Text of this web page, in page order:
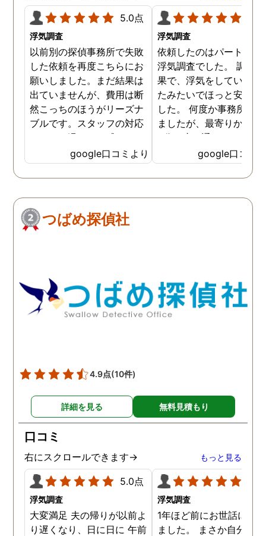
5.0点
浮気調査
以前別の探偵事務所で失敗
した依頼を再度こちらにお
願いしました。まだ結果は
出ていませんが、費用は断
然こっちのほうがリーズナ
ブルです。スタッフの対応
なんかも温かみを感じま
す。はじめからこちらにす
ればよかったです😢 …
google口コミより
浮気調査
依頼したのはパートナー
浮気調査でした。 調査
果で、浮気をしていなか
たみたいでほっと安心し
した。 何度か事務所に
ましたが、最寄りから徒
3分程度で通いやすかっ
google口コミ
つばめ探偵社
4.9点(10件)
詳細を見る 無料見積もり
口コミ
右にスクロールできます→ もっと見る
5.0点
浮気調査
大変満足 夫の帰りが以前よ
り遅くなり、日に日に 午前
浮気調査
1年ほど前にお世話になり
ました。 まさか自分が